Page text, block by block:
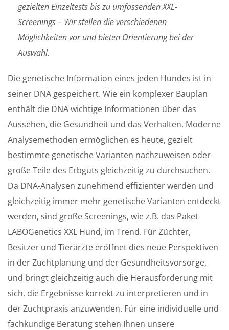
gezielten Einzeltests bis zu umfassenden XXL-
Screenings – Wir stellen die verschiedenen
Möglichkeiten vor und bieten Orientierung bei der
Auswahl.
Die genetische Information eines jeden Hundes ist in
seiner DNA gespeichert. Wie ein komplexer Bauplan
enthält die DNA wichtige Informationen über das
Aussehen, die Gesundheit und das Verhalten. Moderne
Analysemethoden ermöglichen es heute, gezielt
bestimmte genetische Varianten nachzuweisen oder
große Teile des Erbguts gleichzeitig zu durchsuchen.
Da DNA-Analysen zunehmend effizienter werden und
gleichzeitig immer mehr genetische Varianten entdeckt
werden, sind große Screenings, wie z.B. das Paket
LABOGenetics XXL Hund, im Trend. Für Züchter,
Besitzer und Tierärzte eröffnet dies neue Perspektiven
in der Zuchtplanung und der Gesundheitsvorsorge,
und bringt gleichzeitig auch die Herausforderung mit
sich, die Ergebnisse korrekt zu interpretieren und in
der Zuchtpraxis anzuwenden. Für eine individuelle und
fachkundige Beratung stehen Ihnen unsere